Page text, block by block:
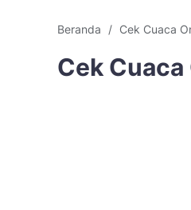
Beranda Cek Cuaca
Cek Cuaca